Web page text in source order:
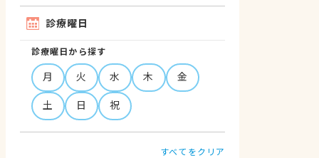
診療曜日
診療曜日から探す
月 火 水 木
金
土
日 祝
すべてをクリア